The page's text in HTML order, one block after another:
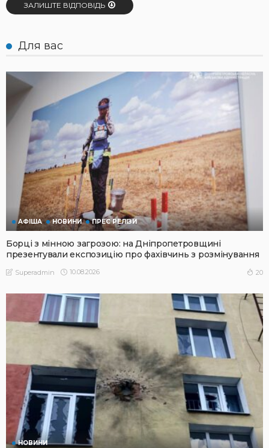
ЗАЛИШТЕ ВІДПОВІДЬ
Для вас
АФІША НОВИНИ ПРЕС РЕЛІЗИ
Борці з мінною загрозою: на Дніпропетровщині
презентували експозицію про фахівчинь з розмінування
Superadmin 10.08.2026 20
НОВИНИ